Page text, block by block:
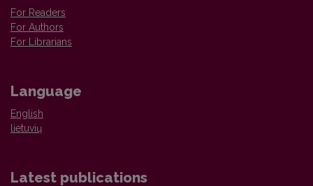
For Readers
For Authors
For Librarians
Language
English
lietuvių
Latest publications